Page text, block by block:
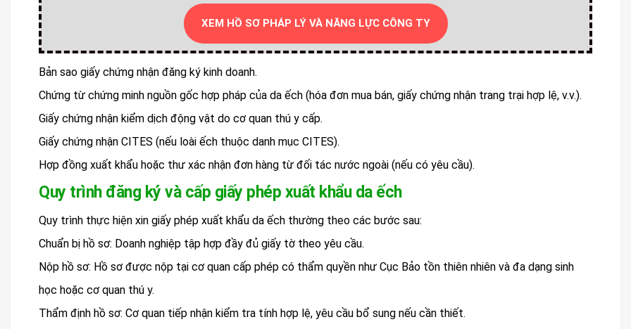
XEM HỒ SƠ PHÁP LÝ VÀ NĂNG LỰC CÔNG TY
Bản sao giấy chứng nhận đăng ký kinh doanh.
Chứng từ chứng minh nguồn gốc hợp pháp của da ếch (hóa đơn mua bán, giấy chứng nhận trang trại hợp lệ, v.v.).
Giấy chứng nhận kiểm dịch động vật do cơ quan thú y cấp.
Giấy chứng nhận CITES (nếu loài ếch thuộc danh mục CITES).
Hợp đồng xuất khẩu hoặc thư xác nhận đơn hàng từ đối tác nước ngoài (nếu có yêu cầu).
Quy trình đăng ký và cấp giấy phép xuất khẩu da ếch
Quy trình thực hiện xin giấy phép xuất khẩu da ếch thường theo các bước sau:
Chuẩn bị hồ sơ: Doanh nghiệp tập hợp đầy đủ giấy tờ theo yêu cầu.
Nộp hồ sơ: Hồ sơ được nộp tại cơ quan cấp phép có thẩm quyền như Cục Bảo tồn thiên nhiên và đa dạng sinh
học hoặc cơ quan thú y.
Thẩm định hồ sơ: Cơ quan tiếp nhận kiểm tra tính hợp lệ, yêu cầu bổ sung nếu cần thiết.